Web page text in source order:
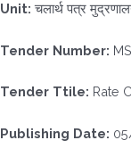
Unit: चलार्थ पत्र
Tender Number:
Tender Ttile: Rate
Publishing Date: